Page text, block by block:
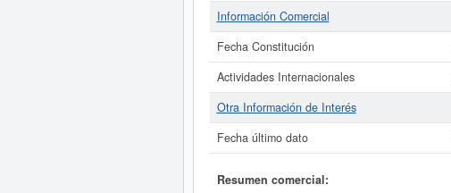
Información Comercial
Fecha Constitución
Actividades Internacionales
Otra Información de Interés
Fecha último dato
Resumen comercial: